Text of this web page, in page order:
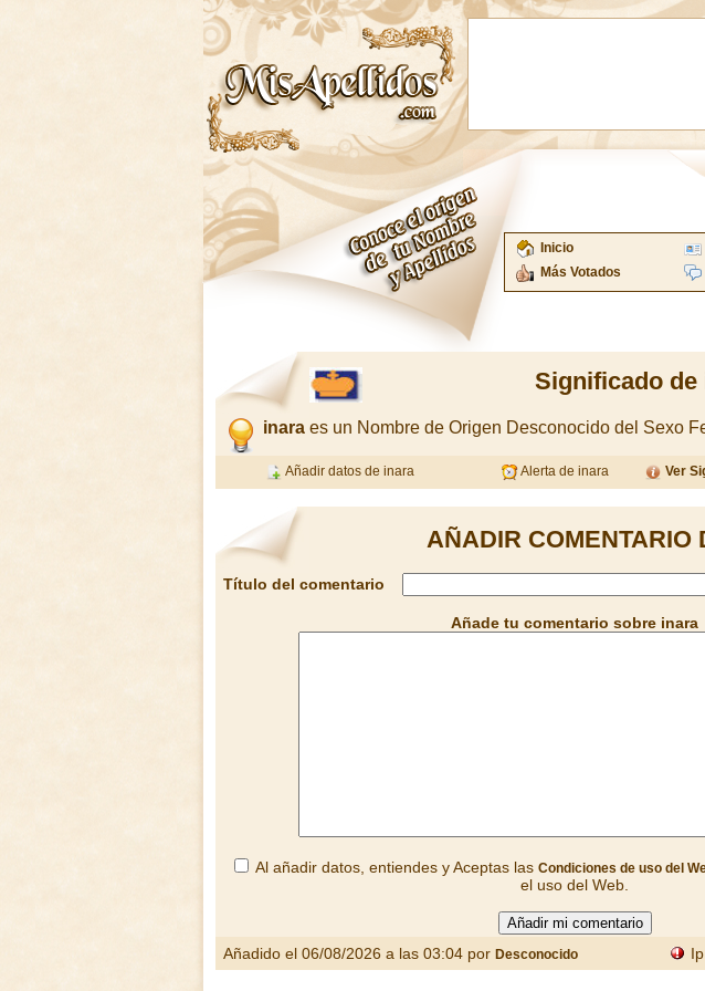
Inicio
Más Votados
Significado de
inaraes un Nombre de Origen Desconocido del Sexo
Añadir datos de inara Alerta de inara Ver
AÑADIR COMENTARIO
Título del comentario
Añade tu comentario sobre inara
Al añadir datos, entiendes y Aceptas las Condiciones de uso del
el uso del Web.
Añadido el 06/08/2026 a las 03:04 por Desconocido